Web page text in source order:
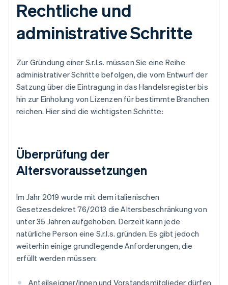
Rechtliche und
administrative Schritte
Zur Gründung einer S.r.l.s. müssen Sie eine Reihe
administrativer Schritte befolgen, die vom Entwurf der
Satzung über die Eintragung in das Handelsregister bis
hin zur Einholung von Lizenzen für bestimmte Branchen
reichen. Hier sind die wichtigsten Schritte:
Überprüfung der
Altersvoraussetzungen
Im Jahr 2019 wurde mit dem italienischen
Gesetzesdekret 76/2013 die Altersbeschränkung von
unter 35 Jahren aufgehoben. Derzeit kann jede
natürliche Person eine S.r.l.s. gründen. Es gibt jedoch
weiterhin einige grundlegende Anforderungen, die
erfüllt werden müssen:
Anteilseigner/innen und Vorstandsmitglieder dürfen